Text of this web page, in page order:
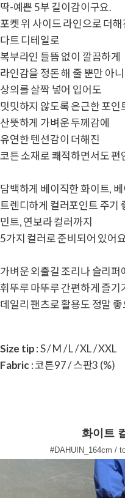
딱-예쁜 5부 길이감이구요.
포켓 위 사이드 라인으로 더해
다트 디테일로
복부라인 들뜸 없이 깔끔하게
라인감을 정돈 해 줄 뿐만 아
상의를 살짝 넣어 입어도
밋밋하지 않도록 은근한 포
산뜻하게 가벼운 두께감에
유연한 텐션감이 더해진
코튼 소재로 쾌적하면서도
담백하게 베이직한 화이트,
트렌디하게 컬러포인트 주기
민트, 연보라 컬러까지
5가지 컬러로 준비되어 있어
가벼운 외출길 조리나 슬리퍼
휘뚜루 마뚜루 간편하게 즐기
데일리 팬츠로 활용도 정말
Size tip: S / M / L / XL / XXL
Fabric: 코튼97 / 스판3 (%)
화이트
#DAHUIN_164cm /